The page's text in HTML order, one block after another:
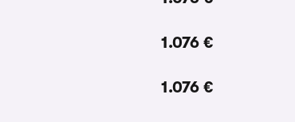
1.076 €
1.076 €